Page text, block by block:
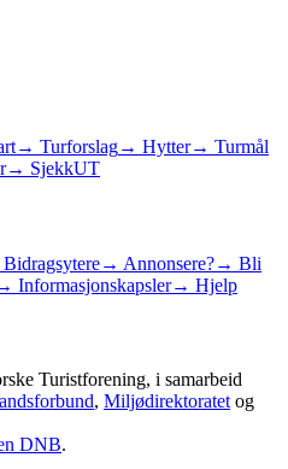
→ Turforslag→ Hytter→ Turmål
→ SjekkUT
→ Annonsere?→ Bli
Informasjonskapsler→ Hjelp
Turistforening, i samarbeid
, Miljødirektoratet og
DNB.